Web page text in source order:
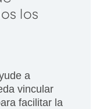
los
a
vincular
facilitar la